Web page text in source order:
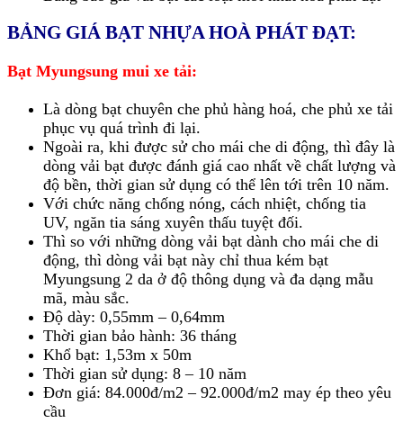
BẢNG GIÁ BẠT NHỰA HOÀ PHÁT ĐẠT:
Bạt Myungsung mui xe tải:
Là dòng bạt chuyên che phủ hàng hoá, che phủ xe tải
phục vụ quá trình đi lại.
Ngoài ra, khi được sử cho mái che di động, thì đây là
dòng vải bạt được đánh giá cao nhất về chất lượng và
độ bền, thời gian sử dụng có thể lên tới trên 10 năm.
Với chức năng chống nóng, cách nhiệt, chống tia
UV, ngăn tia sáng xuyên thấu tuyệt đối.
Thì so với những dòng vải bạt dành cho mái che di
động, thì dòng vải bạt này chỉ thua kém bạt
Myungsung 2 da ở độ thông dụng và đa dạng mẫu
mã, màu sắc.
Độ dày: 0,55mm – 0,64mm
Thời gian bảo hành: 36 tháng
Khổ bạt: 1,53m x 50m
Thời gian sử dụng: 8 – 10 năm
Đơn giá: 84.000đ/m2 – 92.000đ/m2 may ép theo yêu
cầu